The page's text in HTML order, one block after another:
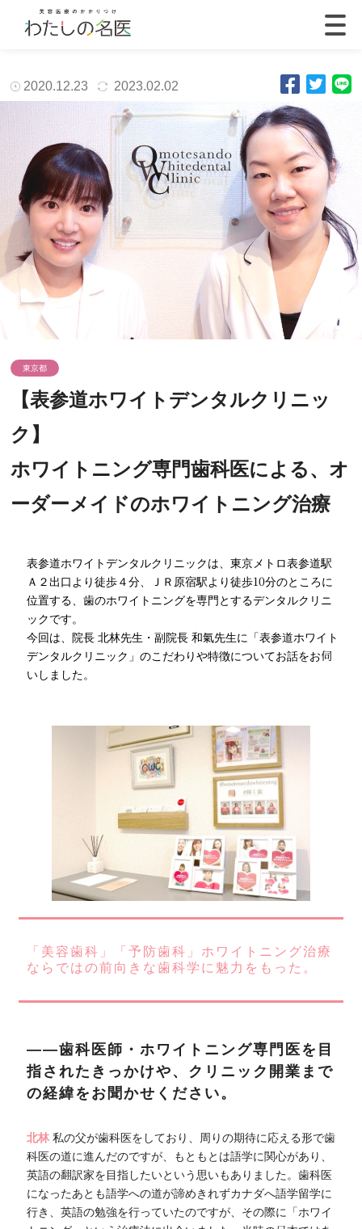
2020.12.23 2023.02.02
東京都
【表参道ホワイトデンタルクリニッ
ク】
ホワイトニング専門歯科医による、オ
ーダーメイドのホワイトニング治療
表参道ホワイトデンタルクリニックは、東京メトロ表参道駅
Ａ２出口より徒歩４分、ＪＲ原宿駅より徒歩10分のところに
位置する、歯のホワイトニングを専門とするデンタルクリニ
ックです。
今回は、院長 北林先生・副院長 和氣先生に「表参道ホワイト
デンタルクリニック」のこだわりや特徴についてお話をお伺
いしました。
「美容歯科」「予防歯科」ホワイトニング治療
ならではの前向きな歯科学に魅力をもった。
――歯科医師・ホワイトニング専門医を目
指されたきっかけや、クリニック開業まで
の経緯をお聞かせください。
北林私の父が歯科医をしており、周りの期待に応える形で歯
科医の道に進んだのですが、もともとは語学に関心があり、
英語の翻訳家を目指したいという思いもありました。歯科医
になったあとも語学への道が諦めきれずカナダへ語学留学に
行き、英語の勉強を行っていたのですが、その際に「ホワイ